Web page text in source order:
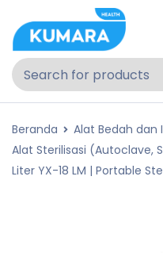
Beranda
Alat Bedah dan
Alat Sterilisasi (Autoclave,
Liter YX-18 LM | Portable